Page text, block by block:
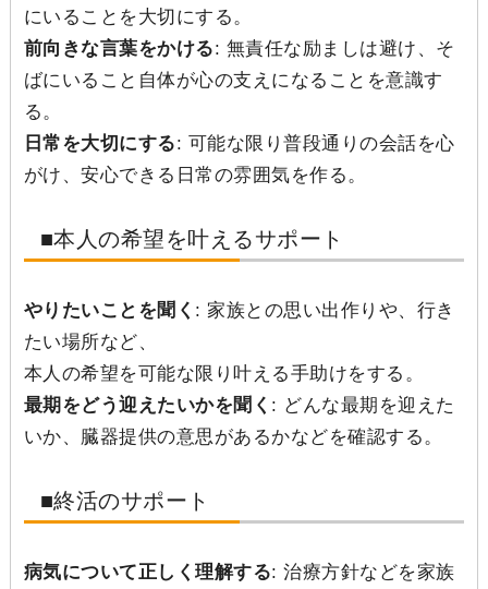
にいることを大切にする。
前向きな言葉をかける: 無責任な励ましは避け、そ
ばにいること自体が心の支えになることを意識す
る。
日常を大切にする: 可能な限り普段通りの会話を心
がけ、安心できる日常の雰囲気を作る。
■本人の希望を叶えるサポート
やりたいことを聞く : 家族との思い出作りや、行き
たい場所など、
本人の希望を可能な限り叶える手助けをする。
最期をどう迎えたいかを聞く : どんな最期を迎えた
いか、臓器提供の意思があるかなどを確認する。
■終活のサポート
病気について正しく理解する: 治療方針などを家族